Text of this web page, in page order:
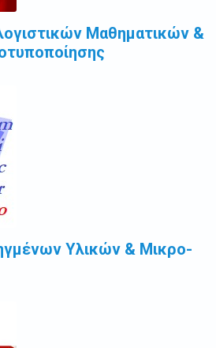
Μαθηματικών &
Υλικών & Μικρο-